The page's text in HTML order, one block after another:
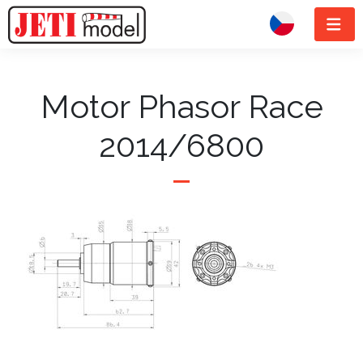
Motor Phasor Race
2014/6800